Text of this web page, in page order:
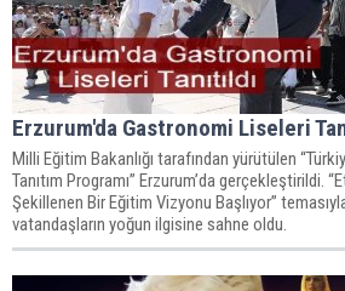
Erzurum'da Gastronomi Liseleri
Milli Eğitim Bakanlığı tarafından yürütülen
Tanıtım Programı” Erzurum’da gerçekleştirildi.
Şekillenen Bir Eğitim Vizyonu Başlıyor”
vatandaşların yoğun ilgisine sahne oldu.